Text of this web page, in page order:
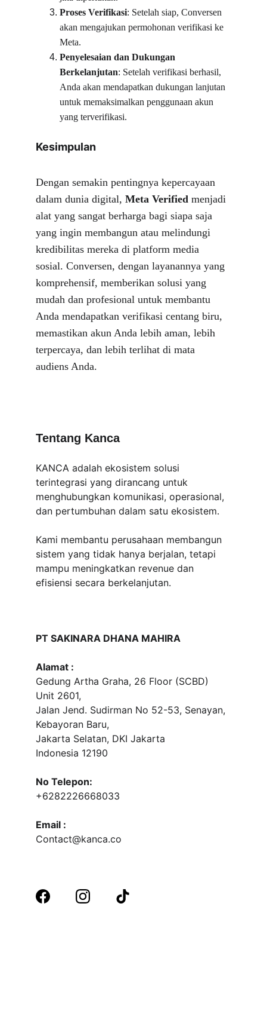
Proses Verifikasi: Setelah siap, Conversen
akan mengajukan permohonan verifikasi ke
Meta.
Penyelesaian dan Dukungan
Berkelanjutan: Setelah verifikasi berhasil,
Anda akan mendapatkan dukungan lanjutan
untuk memaksimalkan penggunaan akun
yang terverifikasi.
Kesimpulan
Dengan semakin pentingnya kepercayaan
dalam dunia digital, Meta Verified menjadi
alat yang sangat berharga bagi siapa saja
yang ingin membangun atau melindungi
kredibilitas mereka di platform media
sosial. Conversen, dengan layanannya yang
komprehensif, memberikan solusi yang
mudah dan profesional untuk membantu
Anda mendapatkan verifikasi centang biru,
memastikan akun Anda lebih aman, lebih
terpercaya, dan lebih terlihat di mata
audiens Anda.
Tentang Kanca
KANCA adalah ekosistem solusi
terintegrasi yang dirancang untuk
menghubungkan komunikasi, operasional,
dan pertumbuhan dalam satu ekosistem.
Kami membantu perusahaan membangun
sistem yang tidak hanya berjalan, tetapi
mampu meningkatkan revenue dan
efisiensi secara berkelanjutan.
PT SAKINARA DHANA MAHIRA
Alamat :
Gedung Artha Graha, 26 Floor (SCBD)
Unit 2601,
Jalan Jend. Sudirman No 52-53, Senayan,
Kebayoran Baru,
Jakarta Selatan, DKI Jakarta
Indonesia 12190
No Telepon:
+6282226668033
Email :
Contact@kanca.co